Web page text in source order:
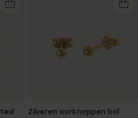
Zilveren oorknoppen bol